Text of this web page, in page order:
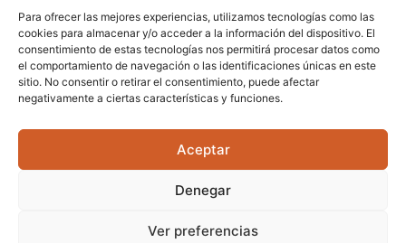
Para ofrecer las mejores experiencias, utilizamos tecnologías como las
cookies para almacenar y/o acceder a la información del dispositivo. El
consentimiento de estas tecnologías nos permitirá procesar datos como
el comportamiento de navegación o las identificaciones únicas en este
sitio. No consentir o retirar el consentimiento, puede afectar
negativamente a ciertas características y funciones.
Aceptar
Denegar
Ver preferencias
29 40
proetisa@proetisa.com
Ctra de
Algete, Av
de Tenerife,
M-106, Km
Algete,
Asphalt
Cements
Concrete
Soils
Soilmatic
Steels
Equipment
News
Newsletter
Download
Contac